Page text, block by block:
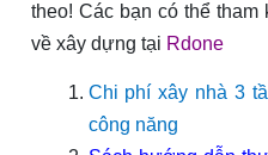
theo! Các bạn có thể
về xây dựng tại Rdone
Chi phí xây nhà 3
công năng